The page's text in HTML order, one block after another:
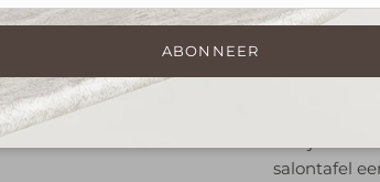
Een
3 Ball
verfijnde
salontafel
ABONNEER